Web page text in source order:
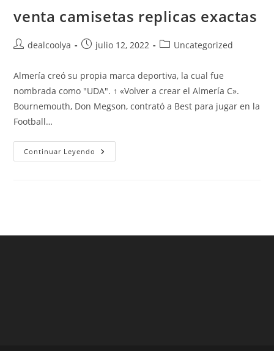
venta camisetas replicas exactas
Autor
la
entrada:
dealcoolya
Publicación
entrada:
julio 12, 2022
Categoría
la
entrada:
Uncategorized
Almería creó su propia marca deportiva, la cual fue
nombrada como "UDA". ↑ «Volver a crear el Almería C».
Bournemouth, Don Megson, contrató a Best para jugar en la
Football…
Continuar Leyendo Venta
Camisetas